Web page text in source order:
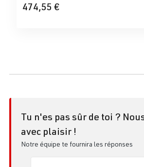
474,55 €
Tu n'es pas sûr de toi ?
avec plaisir !
Notre équipe te fournira les réponses